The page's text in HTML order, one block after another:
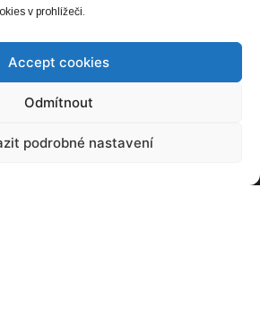
v prohlížeči.
Accept cookies
Odmítnout
podrobné nastavení